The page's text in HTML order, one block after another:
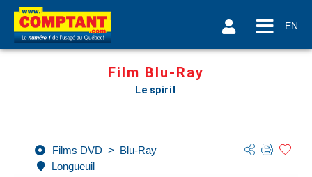
EN
Film Blu-Ray
Le spirit
Films DVD > Blu-Ray
Longueuil